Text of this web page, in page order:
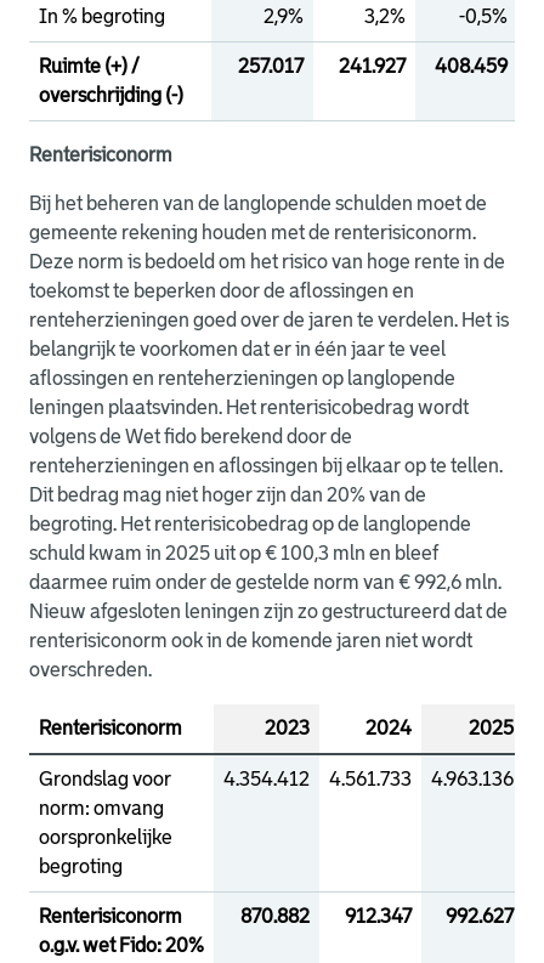
In % begroting 2,9% 3,2% -0,5%
Ruimte (+) /
overschrijding (-)
257.017 241.927 408.459
Renterisiconorm
Bij het beheren van de langlopende schulden moet de
gemeente rekening houden met de renterisiconorm.
Deze norm is bedoeld om het risico van hoge rente in de
toekomst te beperken door de aflossingen en
renteherzieningen goed over de jaren te verdelen. Het is
belangrijk te voorkomen dat er in één jaar te veel
aflossingen en renteherzieningen op langlopende
leningen plaatsvinden. Het renterisicobedrag wordt
volgens de Wet fido berekend door de
renteherzieningen en aflossingen bij elkaar op te tellen.
Dit bedrag mag niet hoger zijn dan 20% van de
begroting. Het renterisicobedrag op de langlopende
schuld kwam in 2025 uit op € 100,3 mln en bleef
daarmee ruim onder de gestelde norm van € 992,6 mln.
Nieuw afgesloten leningen zijn zo gestructureerd dat de
renterisiconorm ook in de komende jaren niet wordt
overschreden.
Renterisiconorm 2023 2024 2025
Grondslag voor
norm: omvang
oorspronkelijke
begroting
4.354.412 4.561.733 4.963.136
Renterisiconorm
o.g.v. wet Fido: 20%
870.882 912.347 992.627